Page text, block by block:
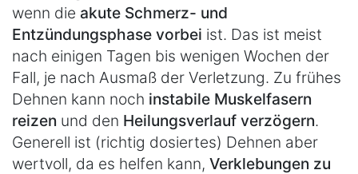
wenn die akute Schmerz- und
Entzündungsphase vorbei ist. Das ist meist
nach einigen Tagen bis wenigen Wochen der
Fall, je nach Ausmaß der Verletzung. Zu frühes
Dehnen kann noch instabile Muskelfasern
reizen und den Heilungsverlauf verzögern.
Generell ist (richtig dosiertes) Dehnen aber
wertvoll, da es helfen kann, Verklebungen zu